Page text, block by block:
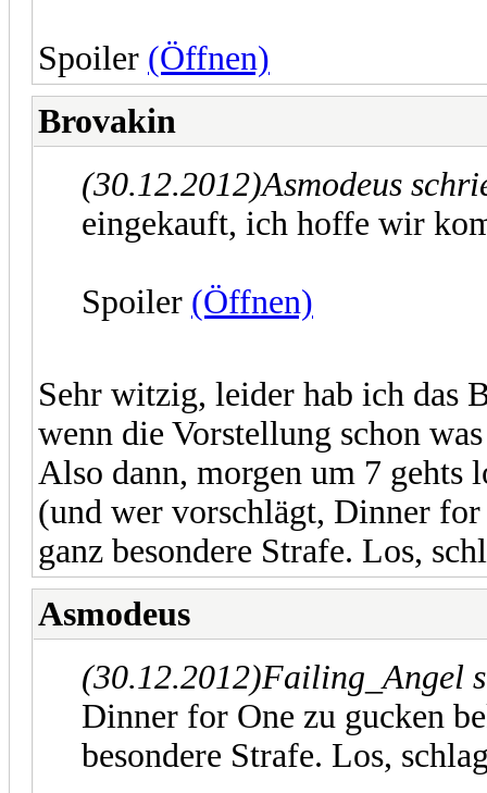
Spoiler (Öffnen)
Brovakin
(30.12.2012)Asmodeus
eingekauft, ich hoffe wir
Spoiler (Öffnen)
Sehr witzig, leider hab ich das
wenn die Vorstellung schon
Also dann, morgen um 7 gehts
(und wer vorschlägt, Dinner
ganz besondere Strafe. Los,
Asmodeus
(30.12.2012)Failing_Angel
Dinner for One zu gucken
besondere Strafe. Los,